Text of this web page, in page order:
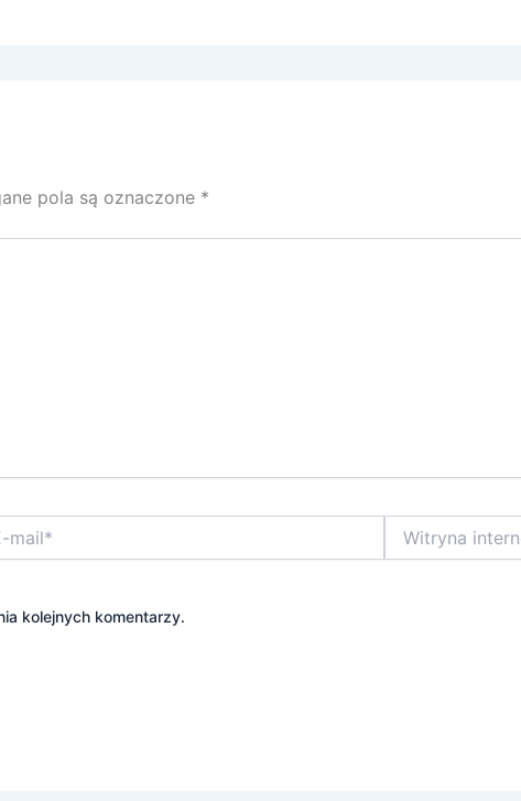
pola są oznaczone *
internetowa
kolejnych komentarzy.